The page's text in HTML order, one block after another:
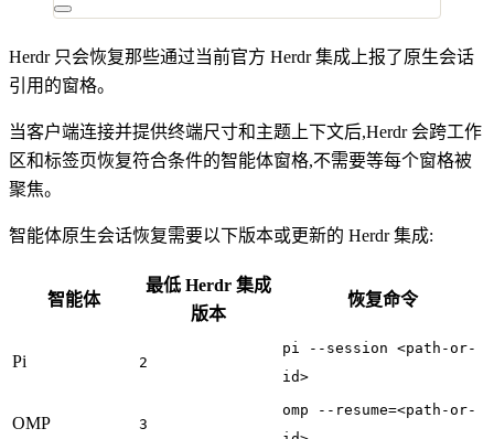
Herdr 只会恢复那些通过当前官方 Herdr 集成上报了原生会话
引用的窗格。
当客户端连接并提供终端尺寸和主题上下文后,Herdr 会跨工作
区和标签页恢复符合条件的智能体窗格,不需要等每个窗格被
聚焦。
智能体原生会话恢复需要以下版本或更新的 Herdr 集成:
智能体
最低 Herdr 集成
版本
恢复命令
Pi 2
pi --session <path-or-
id>
OMP 3
omp --resume=<path-or-